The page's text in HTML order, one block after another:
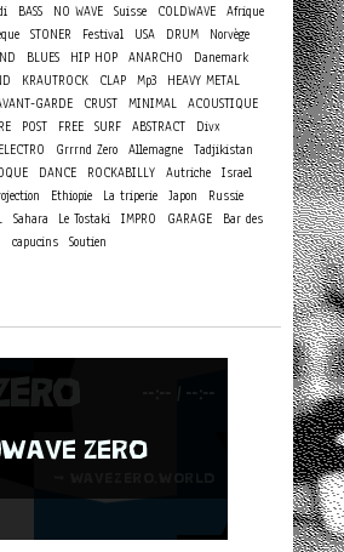
BASS NO WAVE Suisse COLDWAVE
Afrique
STONER Festival USA DRUM
Norvège
BLUES HIP HOP ANARCHO
Danemark
KRAUTROCK CLAP Mp3
HEAVY METAL
GARDE CRUST MINIMAL ACOUSTIQUE
POST FREE SURF ABSTRACT
Divx
ELECTRO Grrrnd Zero Allemagne
Tadjikistan
DANCE ROCKABILLY Autriche Israel
Ethiopie La triperie Japon
Russie
Sahara Le Tostaki IMPRO GARAGE
Bar des
capucins Soutien